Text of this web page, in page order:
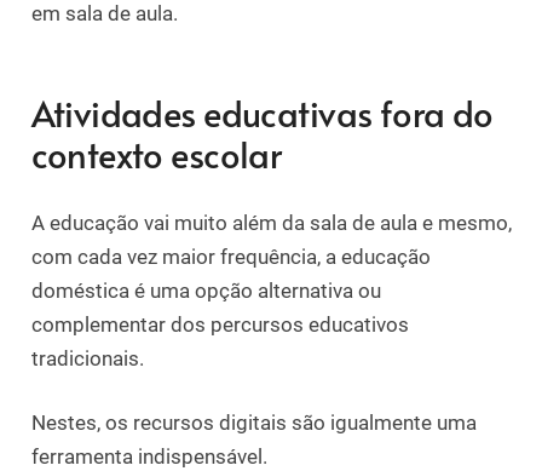
em sala de aula.
Atividades educativas fora do
contexto escolar
A educação vai muito além da sala de aula e mesmo,
com cada vez maior frequência, a educação
doméstica é uma opção alternativa ou
complementar dos percursos educativos
tradicionais.
Nestes, os recursos digitais são igualmente uma
ferramenta indispensável.